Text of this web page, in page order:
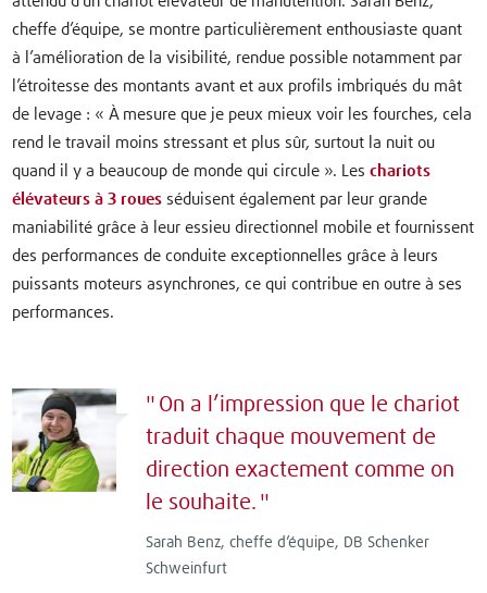
cheffe d’équipe, se montre particulièrement enthousiaste quant
à l’amélioration de la visibilité, rendue possible notamment par
l’étroitesse des montants avant et aux profils imbriqués du mât
de levage : « À mesure que je peux mieux voir les fourches, cela
rend le travail moins stressant et plus sûr, surtout la nuit ou
quand il y a beaucoup de monde qui circule ». Leschariots
élévateurs à 3 roues séduisent également par leur grande
maniabilité grâce à leur essieu directionnel mobile et fournissent
des performances de conduite exceptionnelles grâce à leurs
puissants moteurs asynchrones, ce qui contribue en outre à ses
performances.
On a l’impression que le chariot
traduit chaque mouvement de
direction exactement comme on
le souhaite.
Sarah Benz, cheffe d’équipe, DB Schenker
Schweinfurt